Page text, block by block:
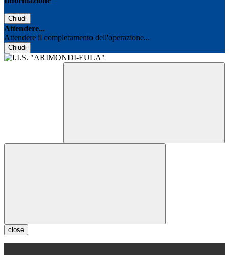
Chiudi
Attendere...
Attendere il completamento dell'operazione...
Chiudi
close